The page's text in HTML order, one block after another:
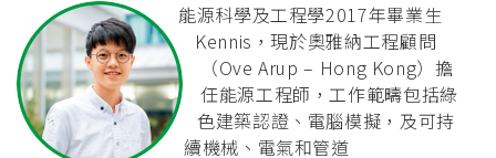
能源科學及工程學2017年畢業生
Kennis，現於奧雅納工程顧問
（Ove Arup – Hong Kong）擔
任能源工程師，工作範疇包括綠
色建築認證、電腦模擬，及可持
續機械、電氣和管道